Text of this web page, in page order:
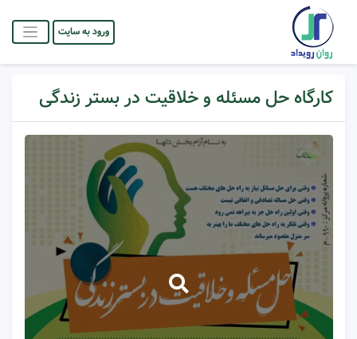
ورود به سایت
کارگاه حل مسئله و خلاقیت در بستر زندگی